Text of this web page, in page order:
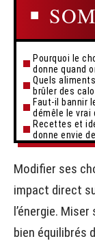
Pourquoi le
donne quand
Quels
brûler des
Faut-il bannir
démêle le vrai
Recettes et
donne envie
Modifier ses
impact direct
l’énergie.
bien équilibrés